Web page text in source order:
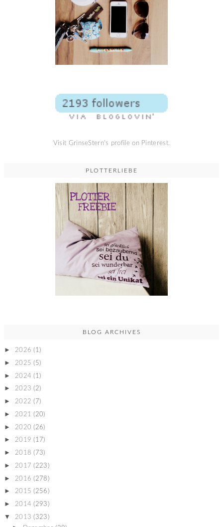
Visit GrinseStern's profile on Pinterest.
PLOTTERLIEBE
BLOG ARCHIVES
► 2026 (1)
► 2025 (5)
► 2024 (1)
► 2023 (2)
► 2022 (7)
► 2021 (20)
► 2020 (26)
► 2019 (17)
► 2018 (73)
► 2017 (223)
► 2016 (278)
► 2015 (256)
► 2014 (293)
▼ 2013 (323)